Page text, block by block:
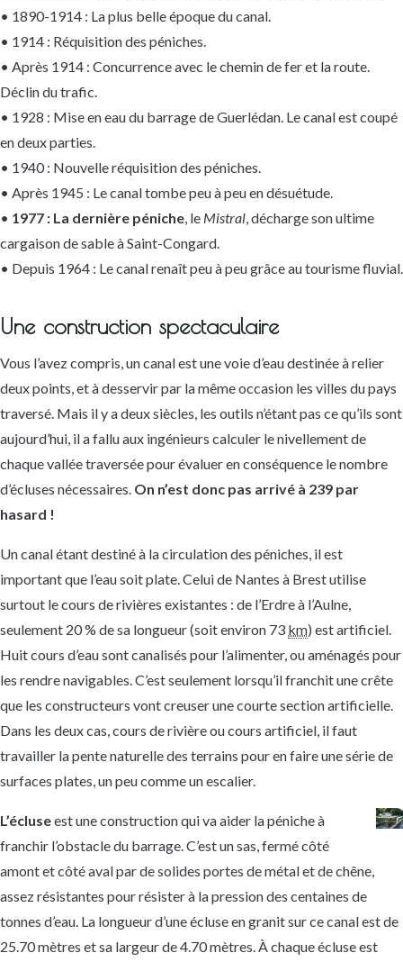
• 1890-1914 : La plus belle époque du canal.
• 1914 : Réquisition des péniches.
• Après 1914 : Concurrence avec le chemin de fer et la route.
Déclin du trafic.
• 1928 : Mise en eau du barrage de Guerlédan. Le canal est coupé
en deux parties.
• 1940 : Nouvelle réquisition des péniches.
• Après 1945 : Le canal tombe peu à peu en désuétude.
• 1977 : La dernière péniche , le Mistral , décharge son ultime
cargaison de sable à Saint-Congard.
• Depuis 1964 : Le canal renaît peu à peu grâce au tourisme fluvial.
Une construction spectaculaire
Vous l’avez compris, un canal est une voie d’eau destinée à relier
deux points, et à desservir par la même occasion les villes du pays
traversé. Mais il y a deux siècles, les outils n’étant pas ce qu’ils sont
aujourd’hui, il a fallu aux ingénieurs calculer le nivellement de
chaque vallée traversée pour évaluer en conséquence le nombre
d’écluses nécessaires. On n’est donc pas arrivé à 239 par
hasard !
Un canal étant destiné à la circulation des péniches, il est
important que l’eau soit plate. Celui de Nantes à Brest utilise
surtout le cours de rivières existantes : de l’Erdre à l’Aulne,
seulement 20 % de sa longueur (soit environ 73 km) est artificiel.
Huit cours d’eau sont canalisés pour l’alimenter, ou aménagés pour
les rendre navigables. C’est seulement lorsqu’il franchit une crête
que les constructeurs vont creuser une courte section artificielle.
Dans les deux cas, cours de rivière ou cours artificiel, il faut
travailler la pente naturelle des terrains pour en faire une série de
surfaces plates, un peu comme un escalier.
L’écluseest une construction qui va aider la péniche à
franchir l’obstacle du barrage. C’est un sas, fermé côté
amont et côté aval par de solides portes de métal et de chêne,
assez résistantes pour résister à la pression des centaines de
tonnes d’eau. La longueur d’une écluse en granit sur ce canal est de
25.70 mètres et sa largeur de 4.70 mètres. À chaque écluse est